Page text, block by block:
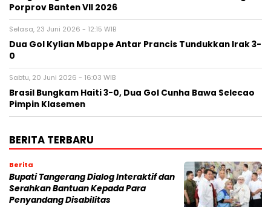
Porprov Banten VII 2026
Selasa, 23 Juni 2026 - 12:15 WIB
Dua Gol Kylian Mbappe Antar Prancis Tundukkan Irak 3-
0
Sabtu, 20 Juni 2026 - 16:03 WIB
Brasil Bungkam Haiti 3-0, Dua Gol Cunha Bawa Selecao
Pimpin Klasemen
BERITA TERBARU
Berita
Bupati Tangerang Dialog Interaktif dan
Serahkan Bantuan Kepada Para
Penyandang Disabilitas